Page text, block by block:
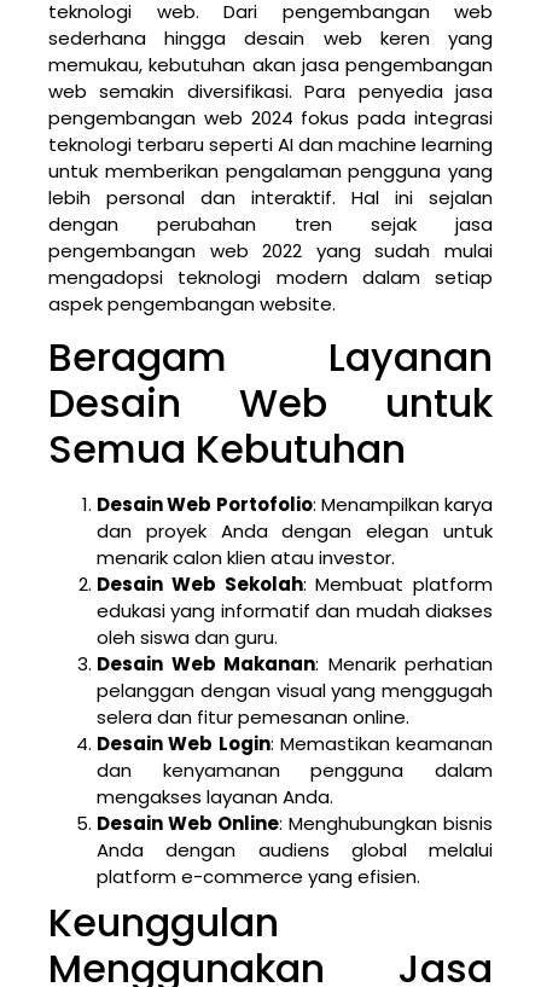
teknologi web. Dari pengembangan web
sederhana hingga desain web keren yang
memukau, kebutuhan akan jasa pengembangan
web semakin diversifikasi. Para penyedia jasa
pengembangan web 2024 fokus pada integrasi
teknologi terbaru seperti AI dan machine learning
untuk memberikan pengalaman pengguna yang
lebih personal dan interaktif. Hal ini sejalan
dengan perubahan tren sejak jasa
pengembangan web 2022 yang sudah mulai
mengadopsi teknologi modern dalam setiap
aspek pengembangan website.
Beragam Layanan
Desain Web untuk
Semua Kebutuhan
Desain Web Portofolio: Menampilkan karya
dan proyek Anda dengan elegan untuk
menarik calon klien atau investor.
Desain Web Sekolah: Membuat platform
edukasi yang informatif dan mudah diakses
oleh siswa dan guru.
Desain Web Makanan: Menarik perhatian
pelanggan dengan visual yang menggugah
selera dan fitur pemesanan online.
Desain Web Login: Memastikan keamanan
dan kenyamanan pengguna dalam
mengakses layanan Anda.
Desain Web Online: Menghubungkan bisnis
Anda dengan audiens global melalui
platform e-commerce yang efisien.
Keunggulan
Menggunakan Jasa